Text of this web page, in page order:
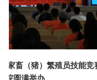
技能竞赛 07/17